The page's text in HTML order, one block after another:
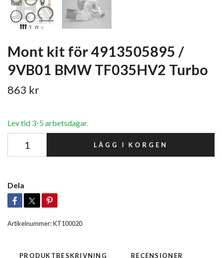
Mont kit för 4913505895 /
9VB01 BMW TF035HV2 Turbo
863 kr
Lev tid 3-5 arbetsdagar.
LÄGG I KORGEN
Dela
Artikelnummer:KT100020
PRODUKTBESKRIVNING RECENSIONER